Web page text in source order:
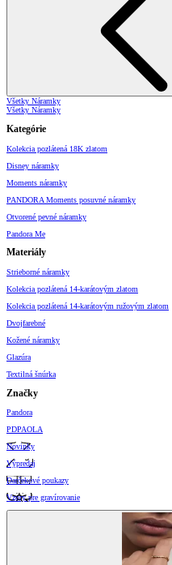
Všetky Náramky
Všetky Náramky
Kategórie
Kolekcia pozlátená 18K zlatom
Disney náramky
Moments náramky
PANDORA Moments posuvné náramky
Otvorené pevné náramky
Pandora Me
Materiály
Strieborné náramky
Kolekcia pozlátená 14-karátovým zlatom
Kolekcia pozlátená 14-karátovým ružovým zlatom
Dvojfarebné
Kožené náramky
Glazúra
Textilná šnúrka
Značky
Pandora
PDPAOLA
Novinky
Výpredaj
Darčekové poukazy
Vzory pre gravírovanie